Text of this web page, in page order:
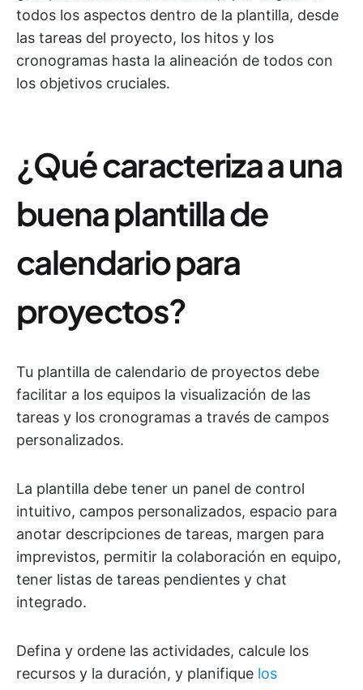
todos los aspectos dentro de la plantilla, desde
las tareas del proyecto, los hitos y los
cronogramas hasta la alineación de todos con
los objetivos cruciales.
¿Qué caracteriza a una
buena plantilla de
calendario para
proyectos?
Tu plantilla de calendario de proyectos debe
facilitar a los equipos la visualización de las
tareas y los cronogramas a través de campos
personalizados.
La plantilla debe tener un panel de control
intuitivo, campos personalizados, espacio para
anotar descripciones de tareas, margen para
imprevistos, permitir la colaboración en equipo,
tener listas de tareas pendientes y chat
integrado.
Defina y ordene las actividades, calcule los
recursos y la duración, y planifique los